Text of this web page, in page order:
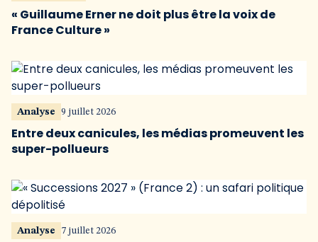
« Guillaume Erner ne doit plus être la voix de
France Culture »
Analyse 9 juillet 2026
Entre deux canicules, les médias promeuvent les
super-pollueurs
Analyse 7 juillet 2026